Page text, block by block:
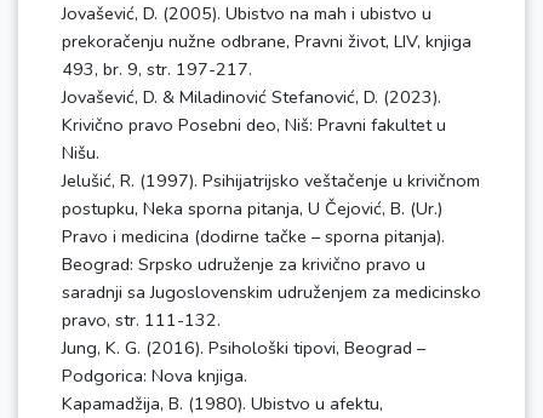
Jovašević, D. (2005). Ubistvo na mah i ubistvo u
prekoračenju nužne odbrane, Pravni život, LIV, knjiga
493, br. 9, str. 197-217.
Jovašević, D. & Miladinović Stefanović, D. (2023).
Krivično pravo Posebni deo, Niš: Pravni fakultet u
Nišu.
Jelušić, R. (1997). Psihijatrijsko veštačenje u krivičnom
postupku, Neka sporna pitanja, U Čejović, B. (Ur.)
Pravo i medicina (dodirne tačke – sporna pitanja).
Beograd: Srpsko udruženje za krivično pravo u
saradnji sa Jugoslovenskim udruženjem za medicinsko
pravo, str. 111-132.
Jung, K. G. (2016). Psihološki tipovi, Beograd –
Podgorica: Nova knjiga.
Kapamadžija, B. (1980). Ubistvo u afektu,